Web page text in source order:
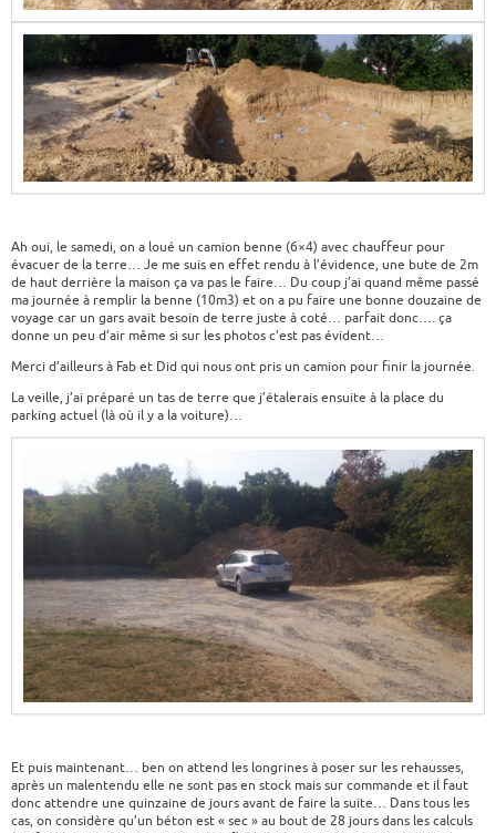
Ah oui, le samedi, on a loué un camion benne (6×4) avec chauffeur pour
évacuer de la terre… Je me suis en effet rendu à l’évidence, une bute de 2m
de haut derrière la maison ça va pas le faire… Du coup j’ai quand même passé
ma journée à remplir la benne (10m3) et on a pu faire une bonne douzaine de
voyage car un gars avait besoin de terre juste à coté… parfait donc…. ça
donne un peu d’air même si sur les photos c’est pas évident…
Merci d’ailleurs à Fab et Did qui nous ont pris un camion pour finir la journée.
La veille, j’ai préparé un tas de terre que j’étalerais ensuite à la place du
parking actuel (là où il y a la voiture)…
Et puis maintenant… ben on attend les longrines à poser sur les rehausses,
après un malentendu elle ne sont pas en stock mais sur commande et il faut
donc attendre une quinzaine de jours avant de faire la suite… Dans tous les
cas, on considère qu’un béton est « sec » au bout de 28 jours dans les calculs